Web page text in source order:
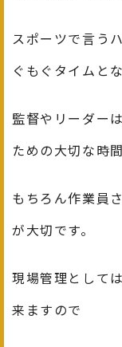
スポーツで言う
ぐもぐタイムと
監督やリーダー
ための大切な時
もちろん作業員
が大切です。
現場管理として
来ますので